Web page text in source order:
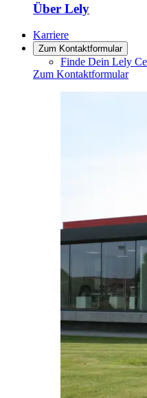
Über Lely
Karriere
Zum Kontaktformular
Finde Dein Lely
Zum Kontaktformular